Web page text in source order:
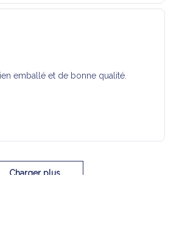
emballé et de bonne qualité.
Charger plus